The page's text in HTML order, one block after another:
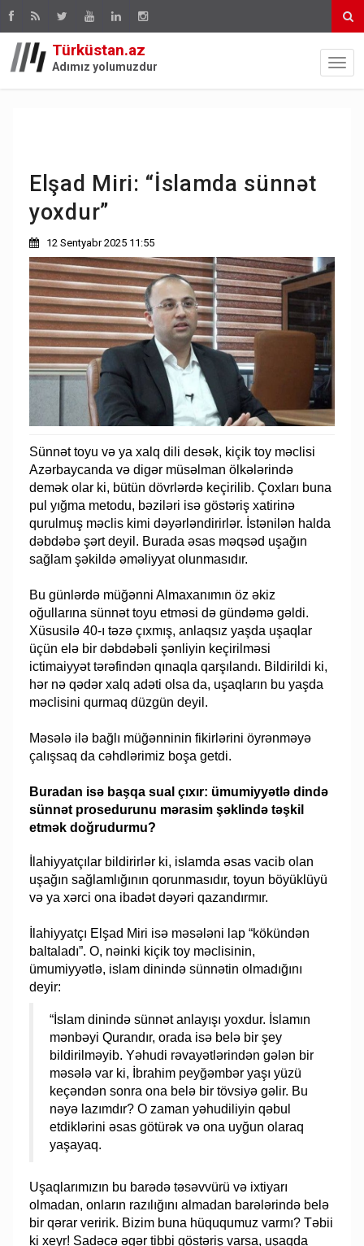
Türküstan.az
Adımız yolumuzdur
Elşad Miri: “İslamda sünnət
yoxdur”
12 Sentyabr 2025 11:55
Sünnət toyu və ya xalq dili desək, kiçik toy məclisi
Azərbaycanda və digər müsəlman ölkələrində
demək olar ki, bütün dövrlərdə keçirilib. Çoxları buna
pul yığma metodu, bəziləri isə göstəriş xatirinə
qurulmuş məclis kimi dəyərləndirirlər. İstənilən halda
dəbdəbə şərt deyil. Burada əsas məqsəd uşağın
sağlam şəkildə əməliyyat olunmasıdır.
Bu günlərdə müğənni Almaxanımın öz əkiz
oğullarına sünnət toyu etməsi də gündəmə gəldi.
Xüsusilə 40-ı təzə çıxmış, anlaqsız yaşda uşaqlar
üçün elə bir dəbdəbəli şənliyin keçirilməsi
ictimaiyyət tərəfindən qınaqla qarşılandı. Bildirildi ki,
hər nə qədər xalq adəti olsa da, uşaqların bu yaşda
məclisini qurmaq düzgün deyil.
Məsələ ilə bağlı müğənninin fikirlərini öyrənməyə
çalışsaq da cəhdlərimiz boşa getdi.
Buradan isə başqa sual çıxır: ümumiyyətlə dində
sünnət prosedurunu mərasim şəklində təşkil
etmək doğrudurmu?
İlahiyyatçılar bildirirlər ki, islamda əsas vacib olan
uşağın sağlamlığının qorunmasıdır, toyun böyüklüyü
və ya xərci ona ibadət dəyəri qazandırmır.
İlahiyyatçı Elşad Miri isə məsələni lap “kökündən
baltaladı”. O, nəinki kiçik toy məclisinin,
ümumiyyətlə, islam dinində sünnətin olmadığını
deyir:
“İslam dinində sünnət anlayışı yoxdur. İslamın
mənbəyi Qurandır, orada isə belə bir şey
bildirilməyib. Yəhudi rəvayətlərindən gələn bir
məsələ var ki, İbrahim peyğəmbər yaşı yüzü
keçəndən sonra ona belə bir tövsiyə gəlir. Bu
nəyə lazımdır? O zaman yəhudiliyin qəbul
etdiklərini əsas götürək və ona uyğun olaraq
yaşayaq.
Uşaqlarımızın bu barədə təsəvvürü və ixtiyarı
olmadan, onların razılığını almadan barələrində belə
bir qərar veririk. Bizim buna hüququmuz varmı? Təbii
ki xeyr! Sadəcə əgər tibbi göstəriş varsa, uşaqda